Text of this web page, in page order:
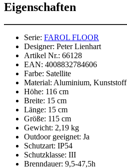
Eigenschaften
Serie: FAROL FLOOR
Designer: Peter Lienhart
Artikel Nr.: 66128
EAN: 4008832784606
Farbe: Satellite
Material: Aluminium, Kunststoff
Höhe: 116 cm
Breite: 15 cm
Länge: 15 cm
Größe: 115 cm
Gewicht: 2,19 kg
Outdoor geeignet: Ja
Schutzart: IP54
Schutzklasse: III
Brenndauer: 9,5-47,5h